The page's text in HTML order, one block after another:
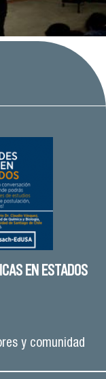
EN ESTADOS
y comunidad